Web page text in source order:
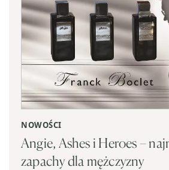
NOWOŚCI
Angie, Ashes i Heroes –
zapachy dla mężczyzny